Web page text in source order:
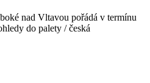
nad Vltavou pořádá v termínu
do palety / česká